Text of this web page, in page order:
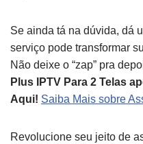
Se ainda tá na dúvida, dá
serviço pode transformar
Não deixe o “zap” pra
Plus IPTV Para 2 Telas
Aqui! Saiba Mais sobre
Revolucione seu jeito de